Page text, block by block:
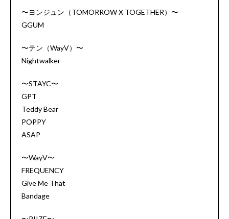
〜ヨンジュン（TOMORROW X TOGETHER）〜
GGUM
〜テン（WayV）〜
Nightwalker
〜STAYC〜
GPT
Teddy Bear
POPPY
ASAP
〜WayV〜
FREQUENCY
Give Me That
Bandage